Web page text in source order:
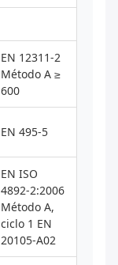
EN 12311-2
Método A ≥
600
EN 495-5
EN ISO
4892-2:2006
Método A,
ciclo 1 EN
20105-A02